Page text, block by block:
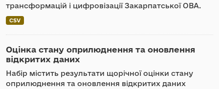
трансформацій і цифровізації Закарпатської ОВА.
CSV
Оцінка стану оприлюднення та оновлення
відкритих даних
Набір містить результати щорічної оцінки стану
оприлюднення та оновлення відкритих даних